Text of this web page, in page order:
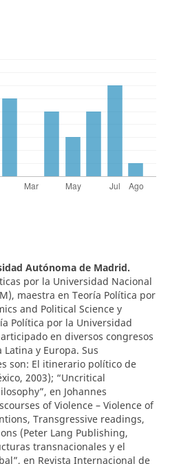
Autónoma de Madrid.
por la Universidad Nacional
maestra en Teoría Política por
and Political Science y
Política por la Universidad
en diversos congresos
y Europa. Sus
son: El itinerario político de
2003); “Uncritical
en Johannes
of Violence – Violence of
Transgressive readings,
(Peter Lang Publishing,
transnacionales y el
en Revista Internacional de